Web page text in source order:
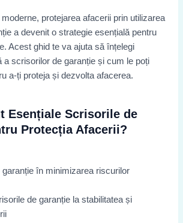
moderne, protejarea afacerii prin utilizarea
a devenit o strategie esențială pentru
Acest ghid te va ajuta să înțelegi
a scrisorilor de garanție și cum le poți
a-ți proteja și dezvolta afacerea.
Esențiale Scrisorile de
Protecția Afacerii?
garanție în minimizarea riscurilor
de garanție la stabilitatea și